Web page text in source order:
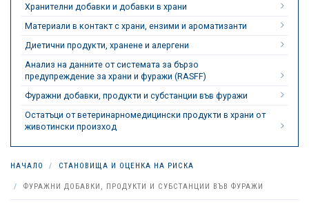
Хранителни добавки и добавки в храни
Материали в контакт с храни, ензими и ароматизанти
Диетични продукти, хранене и алергени
Анализ на данните от системата за бързо
предупреждение за храни и фуражи (RASFF)
Фуражни добавки, продукти и субстанции във фуражи
Остатъци от ветеринарномедицински продукти в храни от
животински произход
НАЧАЛО СТАНОВИЩА И ОЦЕНКА НА РИСКА
ФУРАЖНИ ДОБАВКИ, ПРОДУКТИ И СУБСТАНЦИИ ВЪВ ФУРАЖИ